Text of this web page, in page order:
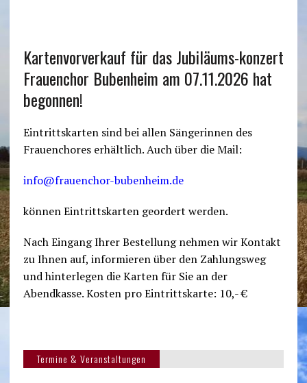
Kartenvorverkauf für das Jubiläums-konzert
Frauenchor Bubenheim am 07.11.2026 hat
begonnen!
Eintrittskarten sind bei allen Sängerinnen des
Frauenchores erhältlich. Auch über die Mail:
info@frauenchor-bubenheim.de
können Eintrittskarten geordert werden.
Nach Eingang Ihrer Bestellung nehmen wir Kontakt
zu Ihnen auf, informieren über den Zahlungsweg
und hinterlegen die Karten für Sie an der
Abendkasse. Kosten pro Eintrittskarte: 10,- €
Termine & Veranstaltungen